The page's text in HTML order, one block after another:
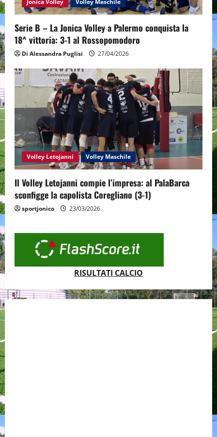
Serie B – La Jonica Volley a Palermo conquista la
18^ vittoria: 3-1 al Rossopomodoro
Di Alessandra Puglisi 27/04/2026
Volley Letojanni Volley Maschile
Il Volley Letojanni compie l’impresa: al PalaBarca
sconfigge la capolista Coregliano (3-1)
sportjonico 23/03/2026
RISULTATI CALCIO